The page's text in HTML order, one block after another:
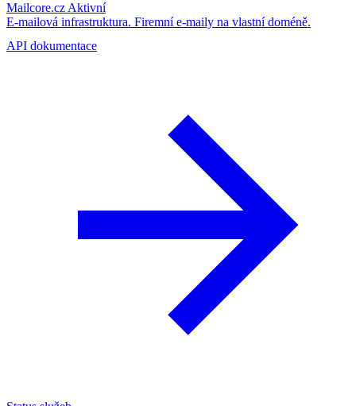
Mailcore.cz Aktivní
E-mailová infrastruktura. Firemní e-maily na vlastní doméně.
API dokumentace